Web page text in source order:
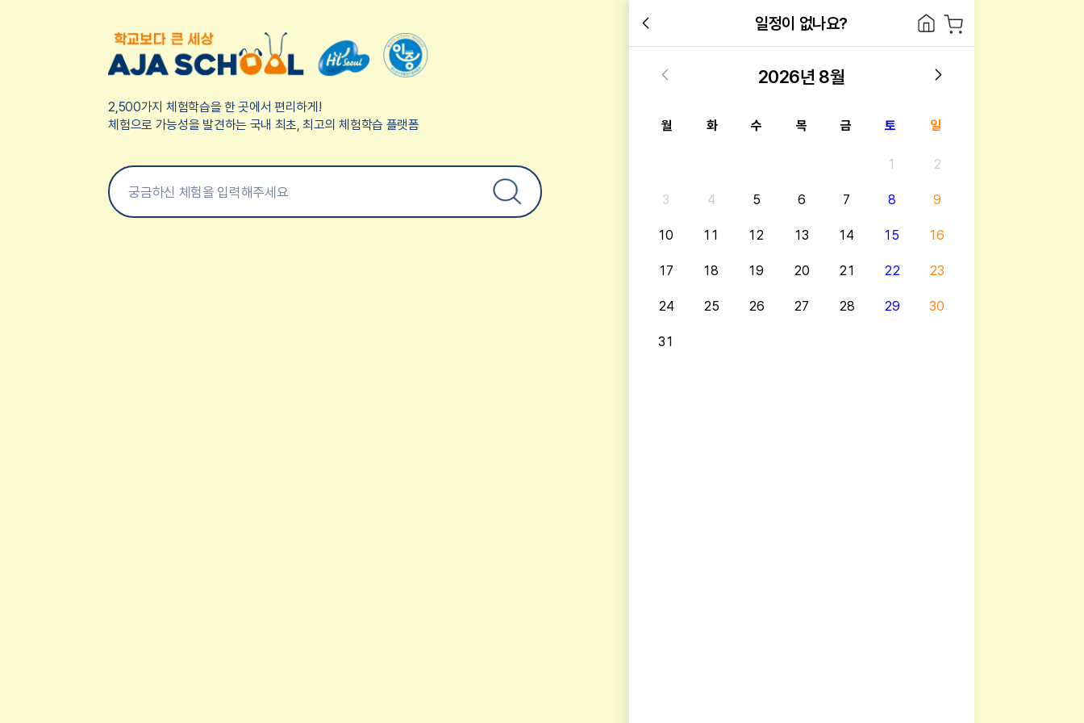
2,500가지 체험학습을 한 곳에서 편리하게!
체험으로 가능성을 발견하는 국내 최초, 최고의 체험학습 플랫폼
일정이 없나요?
2026년 8월
월 화 수 목 금 토 일
1 2
3 4 5 6 7 8 9
10 11 12 13 14 15 16
17 18 19 20 21 22 23
24 25 26 27 28 29 30
31